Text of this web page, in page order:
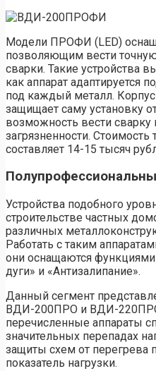
Модели ПРОФИ (LED)
позволяющим вести
сварки. Такие устройства
как аппарат адаптируется
под каждый металл.
защищает саму установку
возможность вести
загрязненности.
составляет 14-15 тысяч
Устройства подобного
строительстве частных
различных
Работать с таким
они оснащаются функциями
дуги» и «Антизалипание».
Данный сегмент
ВДИ-200ПРО и ВДИ-220ПРО.
перечисленные аппараты
значительных перепадах
защиты схем от перегрева
показатель нагрузки.